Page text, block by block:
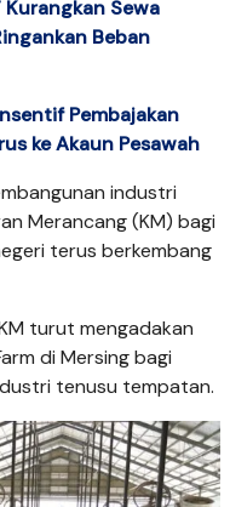
Kurangkan Sewa
Beban
Pembajakan
ke Akaun Pesawah
industri
Merancang (KM) bagi
terus berkembang
turut mengadakan
di Mersing bagi
tenusu tempatan.